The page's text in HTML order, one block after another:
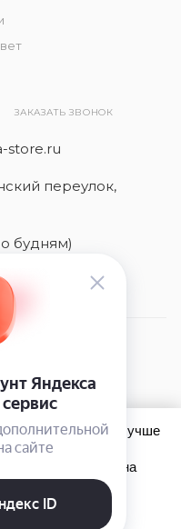
ЗАКАЗАТЬ ЗВОНОК
store.ru
переулок,
будням)
магазин
данных
сайт работал лучше
вы соглашаетесь на